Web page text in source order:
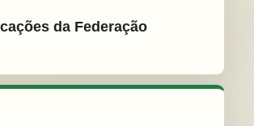
da Federação